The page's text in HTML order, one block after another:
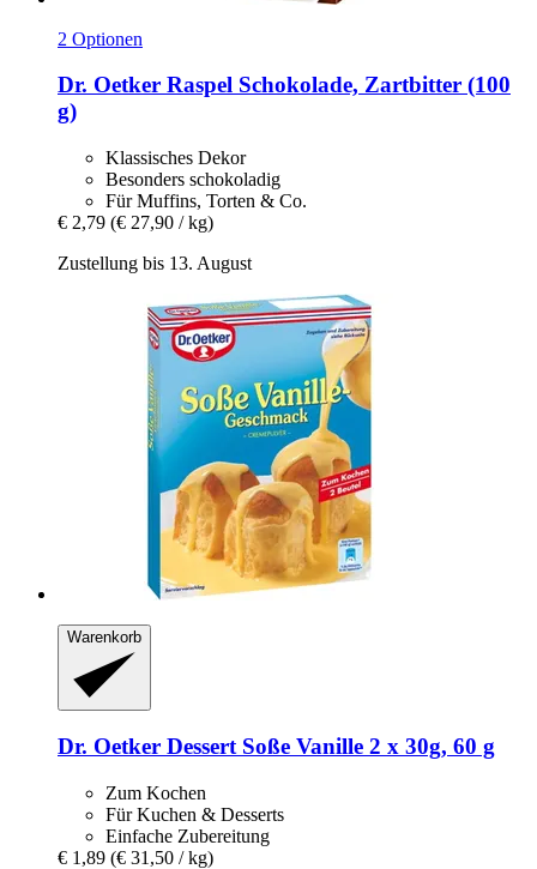
2 Optionen
Dr. Oetker Raspel Schokolade, Zartbitter (100
g)
Klassisches Dekor
Besonders schokoladig
Für Muffins, Torten & Co.
€ 2,79 (€ 27,90 / kg)
Zustellung bis 13. August
Warenkorb
Dr. Oetker Dessert Soße Vanille 2 x 30g, 60 g
Zum Kochen
Für Kuchen & Desserts
Einfache Zubereitung
€ 1,89 (€ 31,50 / kg)